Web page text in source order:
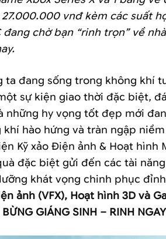
27.000.000 vnđkèm các suất
đang chờ bạn “rinh trọn” về
ta đang sống trong không khí
sự kiện giao thời đặc biệt,
những hy vọng tốt đẹp mới
khí hào hứng và tràn ngập
Kỹ xảo Điện ảnh & Hoạt hình
đặc biệt gửi đến các tài
khát vọng chinh phục
ảnh (VFX), Hoạt hình 3D và
GIÁNG SINH – RINH